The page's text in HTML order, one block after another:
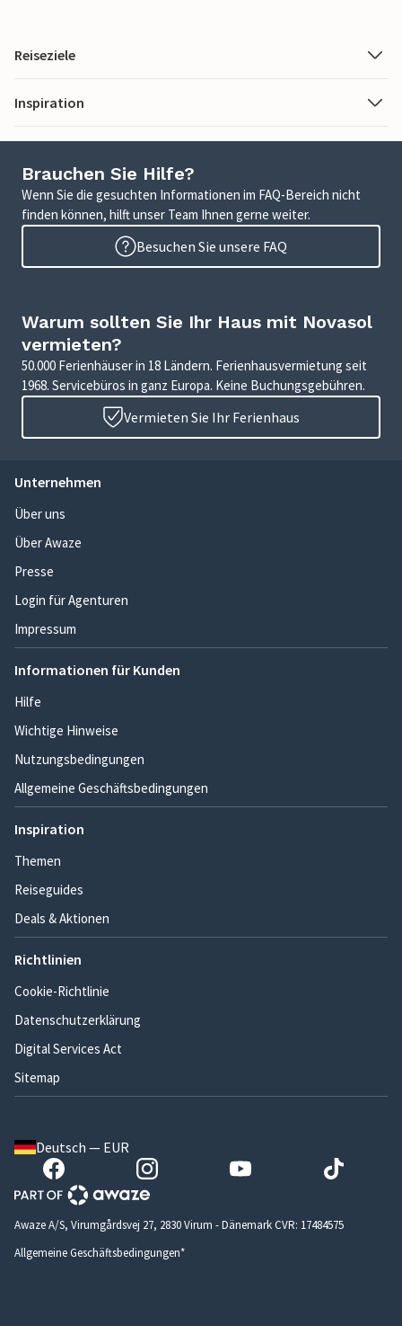
Reiseziele
Inspiration
Brauchen Sie Hilfe?
Wenn Sie die gesuchten Informationen im FAQ-Bereich nicht
finden können, hilft unser Team Ihnen gerne weiter.
Besuchen Sie unsere FAQ
Warum sollten Sie Ihr Haus mit Novasol
vermieten?
50.000 Ferienhäuser in 18 Ländern. Ferienhausvermietung seit
1968. Servicebüros in ganz Europa. Keine Buchungsgebühren.
Vermieten Sie Ihr Ferienhaus
Unternehmen
Über uns
Über Awaze
Presse
Login für Agenturen
Impressum
Informationen für Kunden
Hilfe
Wichtige Hinweise
Nutzungsbedingungen
Allgemeine Geschäftsbedingungen
Inspiration
Themen
Reiseguides
Deals & Aktionen
Richtlinien
Cookie-Richtlinie
Datenschutzerklärung
Digital Services Act
Sitemap
Deutsch — EUR
Awaze A/S, Virumgårdsvej 27, 2830 Virum - Dänemark CVR: 17484575
Allgemeine Geschäftsbedingungen*